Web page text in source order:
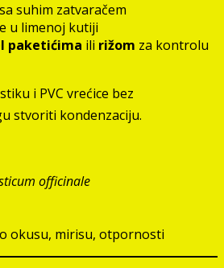
suhim zatvaračem
u limenoj kutiji
paketićima ili rižom za kontrolu
i PVC vrećice bez
stvoriti kondenzaciju.
officinale
okusu, mirisu, otpornosti